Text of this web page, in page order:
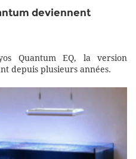
deviennent
Quantum EQ, la version
depuis plusieurs années.